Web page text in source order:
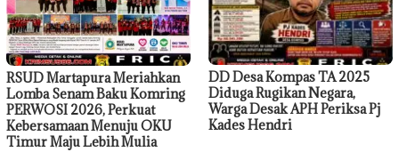
RSUD Martapura Meriahkan
Lomba Senam Baku Komring
PERWOSI 2026, Perkuat
Kebersamaan Menuju OKU
Timur Maju Lebih Mulia
DD Desa Kompas TA 2025
Diduga Rugikan Negara,
Warga Desak APH Periksa Pj
Kades Hendri